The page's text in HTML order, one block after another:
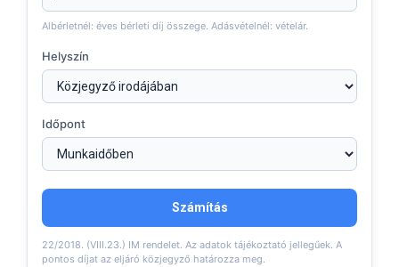
Albérletnél: éves bérleti díj összege. Adásvételnél: vételár.
Helyszín
Időpont
Számítás
22/2018. (VIII.23.) IM rendelet. Az adatok tájékoztató jellegűek. A
pontos díjat az eljáró közjegyző határozza meg.